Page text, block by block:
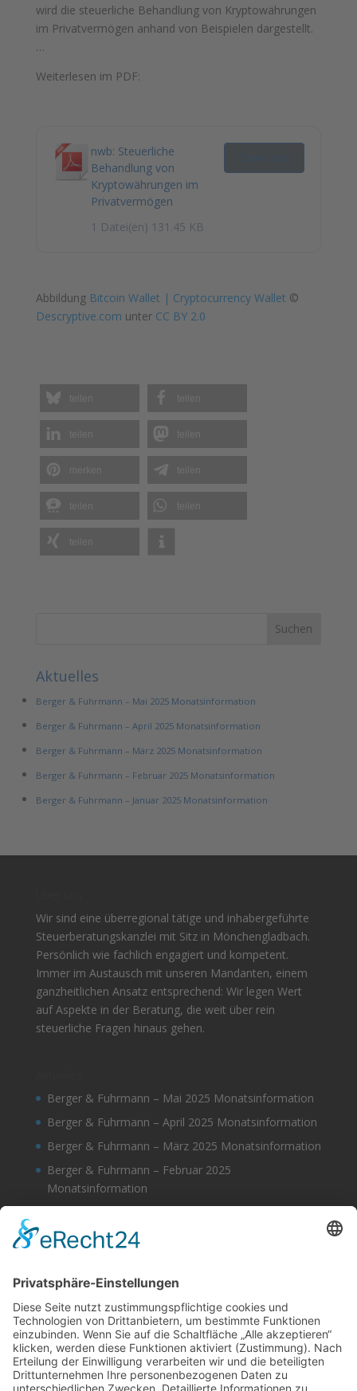
wird die steuerliche Behandlung von Kryptowährungen
im Privatvermögen anhand von Beispielen dargestellt.
…
Weiterlesen im PDF:
nwb: Steuerliche
Behandlung von
Kryptowährungen im
Privatvermögen
1 Datei(en) 131.45 KB
Abbildung Bitcoin Wallet | Cryptocurrency Wallet ©
Descryptive.com unter CC BY 2.0
teilen teilen
teilen teilen
teilen
teilen teilen
teilen
Aktuelles
Berger & Fuhrmann – Mai 2025 Monatsinformation
Berger & Fuhrmann – April 2025 Monatsinformation
Berger & Fuhrmann – März 2025 Monatsinformation
Berger & Fuhrmann – Februar 2025 Monatsinformation
Berger & Fuhrmann – Januar 2025 Monatsinformation
Wir sind eine überregional tätige und inhabergeführte
Steuerberatungskanzlei mit Sitz in Mönchengladbach.
Persönlich wie fachlich engagiert und kompetent.
Immer im Austausch mit unseren Mandanten, einem
ganzheitlichen Ansatz entsprechend: Wir legen Wert
auf Aspekte in der Beratung, die weit über rein
steuerliche Fragen hinaus gehen.
Berger & Fuhrmann – Mai 2025 Monatsinformation
Berger & Fuhrmann – April 2025 Monatsinformation
Berger & Fuhrmann – März 2025 Monatsinformation
Berger & Fuhrmann – Februar 2025
Monatsinformation
Monatsinformation
Suche
Datenschutz
Cookie-Einstellungen